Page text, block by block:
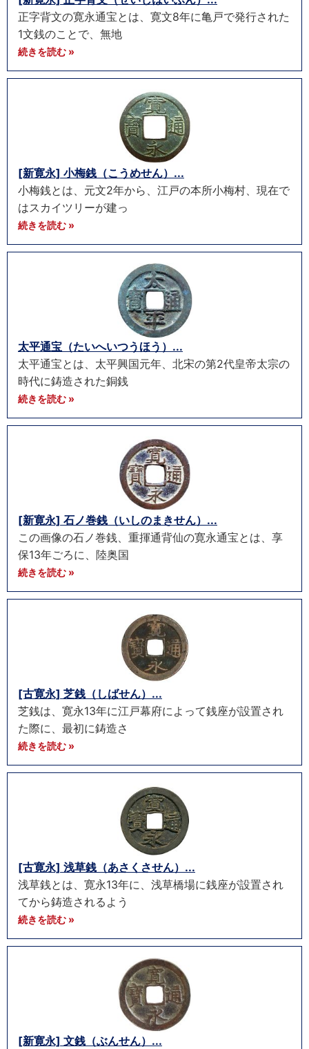
正字背文の寛永通宝とは、寛文8年に亀戸で発行された
1文銭のことで、無地
続きを読む »
[新寛永] 小梅銭（こうめせん）...
小梅銭とは、元文2年から、江戸の本所小梅村、現在で
はスカイツリーが建っ
続きを読む »
太平通宝（たいへいつうほう）...
太平通宝とは、太平興国元年、北宋の第2代皇帝太宗の
時代に鋳造された銅銭
続きを読む »
[新寛永] 石ノ巻銭（いしのまきせん）...
この画像の石ノ巻銭、重揮通背仙の寛永通宝とは、享
保13年ごろに、陸奥国
続きを読む »
[古寛永] 芝銭（しばせん）...
芝銭は、寛永13年に江戸幕府によって銭座が設置され
た際に、最初に鋳造さ
続きを読む »
[古寛永] 浅草銭（あさくさせん）...
浅草銭とは、寛永13年に、浅草橋場に銭座が設置され
てから鋳造されるよう
続きを読む »
[新寛永] 文銭（ぶんせん）...